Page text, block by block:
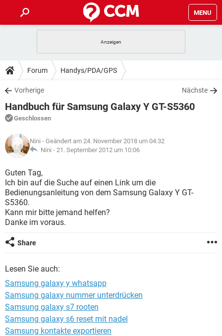
MENU
ANDROID IOS
WINDOWS 10
WHATSAPP TIKTOK
FACEBOOK
TIPPS & TRICKS
SPIELE STREAMING
WINDOWS 10
WHATSAPP
FACEBOOK HARDWARE
DOWNLOADS
SPIELE STREAMING
ANDROID
WINDOWS 10 INSTAGRAM
WHATSAPP
FACEBOOK
FORUM
SPIELE
ANDROID IOS
WHATSAPP TIKTOK
FACEBOOK
LEXIKON
SPIELE
ANDROID
WINDOWS 10 INSTAGRAM
WHATSAPP
FACEBOOK
Forum Handys/PDA/GPS
Vorherige Nächste
Handbuch für Samsung Galaxy Y GT-S5360
Geschlossen
Nini - Geändert am 24. November 2018 um 04:32
Nini - 21. September 2012 um 10:06
Guten Tag,
Ich bin auf die Suche auf einen Link um die
Bedienungsanleitung von dem Samsung Galaxy Y GT-
S5360.
Kann mir bitte jemand helfen?
Danke im voraus.
Share
Lesen Sie auch:
Samsung galaxy y whatsapp
Samsung galaxy nummer unterdrücken
Samsung galaxy s7 rooten
Samsung galaxy s6 reset mit nadel
Samsung kontakte exportieren